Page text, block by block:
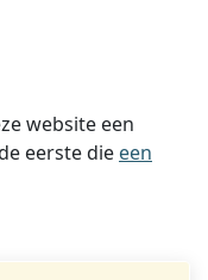
website een
eerste die een